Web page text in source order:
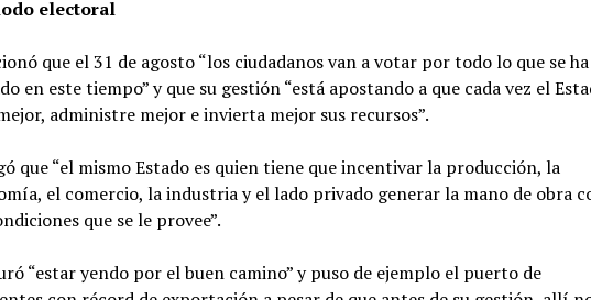
electoral
que el 31 de agosto “los ciudadanos van a votar por todo lo que se ha
en este tiempo” y que su gestión “está apostando a que cada vez el
administre mejor e invierta mejor sus recursos”.
que “el mismo Estado es quien tiene que incentivar la producción, la
el comercio, la industria y el lado privado generar la mano de obra
que se le provee”.
“estar yendo por el buen camino” y puso de ejemplo el puerto de